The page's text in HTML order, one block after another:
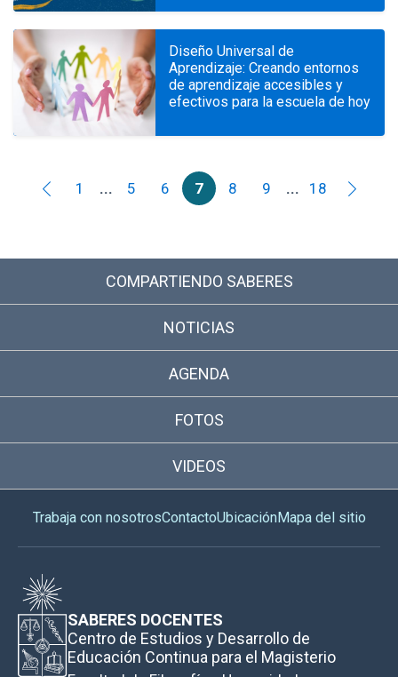
Diseño Universal de
Aprendizaje: Creando entornos
de aprendizaje accesibles y
efectivos para la escuela de hoy
1 ... 5 6 7 8 9 ... 18
COMPARTIENDO SABERES
NOTICIAS
AGENDA
FOTOS
VIDEOS
Trabaja con nosotrosContactoUbicaciónMapa del sitio
SABERES DOCENTES
Centro de Estudios y Desarrollo de
Educación Continua para el Magisterio